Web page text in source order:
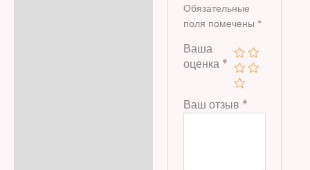
Обязательные
поля помечены *
Ваша
оценка *
Ваш отзыв *